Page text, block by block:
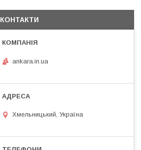
КОНТАКТИ
ankara.in.ua
Хмельницький, Україна